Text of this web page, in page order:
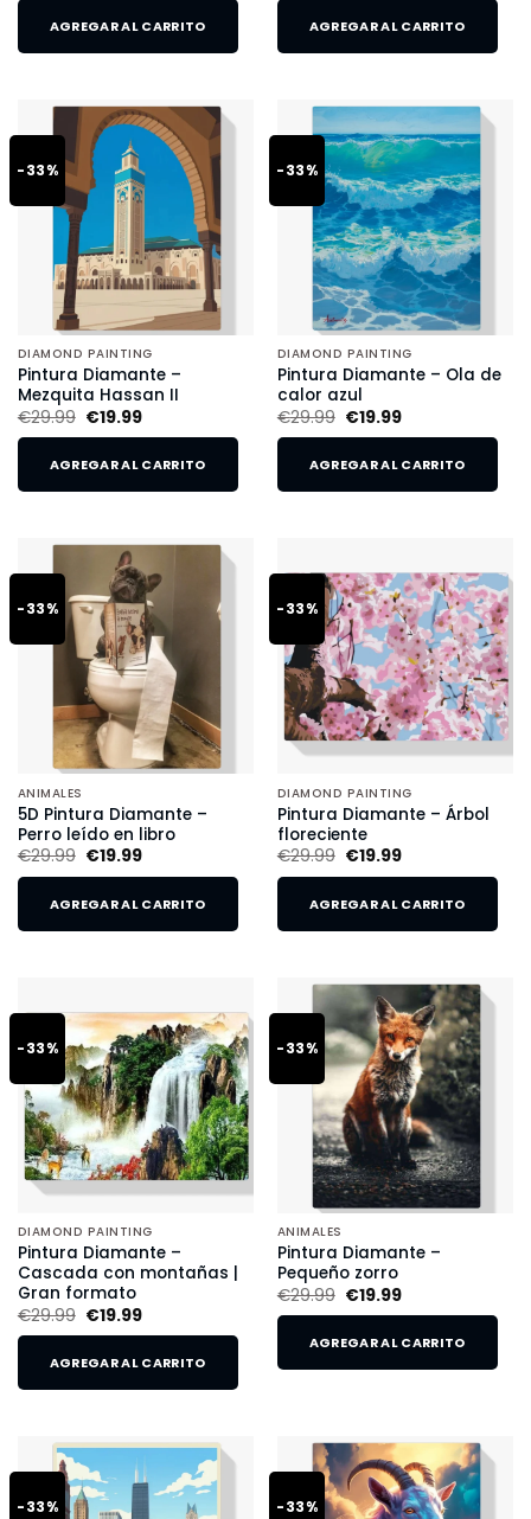
AGREGAR AL CARRITO AGREGAR AL CARRITO
-33%
DIAMOND PAINTING
Pintura Diamante –
Mezquita Hassan II
€29.99 €19.99
AGREGAR AL CARRITO
-33%
DIAMOND PAINTING
Pintura Diamante – Ola de
calor azul
€29.99 €19.99
AGREGAR AL CARRITO
-33%
ANIMALES
5D Pintura Diamante –
Perro leído en libro
€29.99 €19.99
AGREGAR AL CARRITO
-33%
DIAMOND PAINTING
Pintura Diamante – Árbol
floreciente
€29.99 €19.99
AGREGAR AL CARRITO
-33%
DIAMOND PAINTING
Pintura Diamante –
Cascada con montañas |
Gran formato
€29.99 €19.99
AGREGAR AL CARRITO
-33%
ANIMALES
Pintura Diamante –
Pequeño zorro
€29.99 €19.99
AGREGAR AL CARRITO
-33% -33%